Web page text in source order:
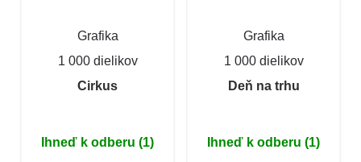
Grafika
1 000 dielikov
Cirkus
Ihneď k odberu (1)
Grafika
1 000 dielikov
Deň na trhu
Ihneď k odberu (1)